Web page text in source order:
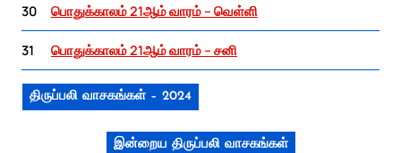
30 பொதுக்காலம் 21ஆம் வாரம் – வெள்ளி
31 பொதுக்காலம் 21ஆம் வாரம் – சனி
திருப்பலி வாசகங்கள் – 2024
இன்றைய திருப்பலி வாசகங்கள்